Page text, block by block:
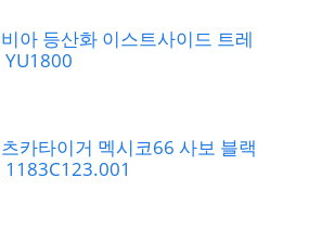
아 등산화 이스트사이드 트레
YU1800
카타이거 멕시코66 사보 블랙
1183C123.001